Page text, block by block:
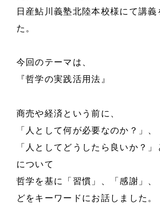
ホーム
代表プロフィール
サービス
会社情報
会社
日産鮎川義塾北陸本校様にて講義
た。
今回のテーマは、
『哲学の実践活用法』
商売や経済という前に、
「人として何が必要なのか？」、
「人としてどうしたら良いか？」
について
哲学を基に「習慣」、「感謝」、
どをキーワードにお話しました。